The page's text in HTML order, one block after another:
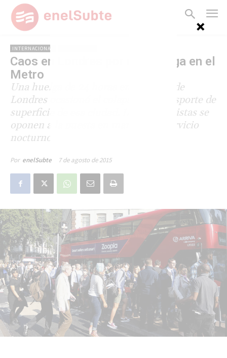
INTERNACIONAL
Caos en Londres por una huelga en el
Metro
Una huelga de 24 horas en el Metro de
Londres ocasionó el colapso del transporte de
superficie de esa ciudad. Los sindicalistas se
oponen a la puesta en marcha del servicio
nocturno en fines de semana.
Por enelSubte 7 de agosto de 2015